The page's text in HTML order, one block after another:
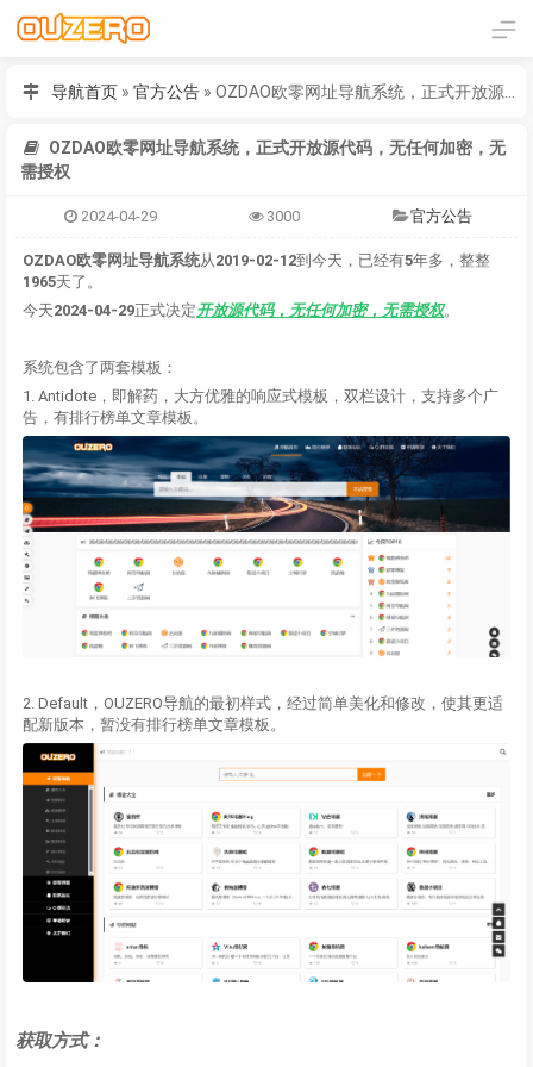
导航首页 » 官方公告 »
OZDAO欧零网址导航系统，正式开放源代码，无任何加密，无
需授权
2024-04-29 3000 官方公告
OZDAO欧零网址导航系统从2019-02-12到今天，已经有5年多，整整
1965天了。
今天2024-04-29正式决定开放源代码，无任何加密，无需授权。
系统包含了两套模板：
1. Antidote，即解药，大方优雅的响应式模板，双栏设计，支持多个广
告，有排行榜单文章模板。
2. Default，OUZERO导航的最初样式，经过简单美化和修改，使其更适
配新版本，暂没有排行榜单文章模板。
获取方式：